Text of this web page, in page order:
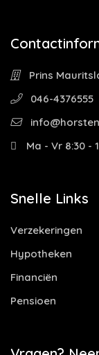
Prins
046-4376555
Ma - Vr 8:30 -
Snelle Links
Verzekeringen
Hypotheken
Financiën
Pensioen